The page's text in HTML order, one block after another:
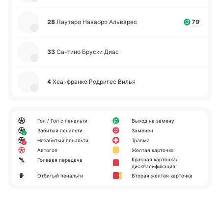
28 Лау­та­ро На­ва­рро Альва­рес 79'
33 Са­нти­но Бруски Диас
4 Хеа­нфра­нко Ро­дри­гес Вилья
Гол / Гол с пенальти
Забитый пенальти
Незабитый пенальти
Автогол
Голевая передача
Отбитый пенальти
Выход на замену
Заменен
Травма
Желтая карточка
Красная карточка/
дисквалификация
Вторая желтая карточка